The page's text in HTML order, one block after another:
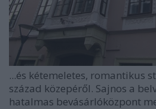
...és kétemeletes, romantikus
század közepéről. Sajnos a
hatalmas bevásárlóközpont